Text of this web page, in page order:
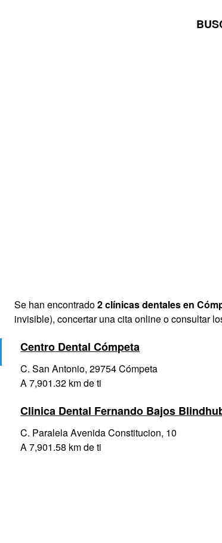
Se han encontrado2 clínicas dentales en
invisible), concertar una cita online o consultar
Centro Dental Cómpeta
C. San Antonio, 29754 Cómpeta
A 7,901.32 km de ti
Clinica Dental Fernando Bajos
C. Paralela Avenida Constitucion, 10
A 7,901.58 km de ti